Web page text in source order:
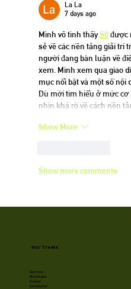
La La
7 days ago
Mình vô tình thấy S8 được
sẻ về các nền tảng giải trí
người đang bàn luận về
xem. Mình xem qua giao
mục nổi bật và một số nội
Dù mới tìm hiểu ở mức
nhìn khá rõ về cách nền
Show More
Show more comments
Our Treats
Gummies
Rice Crispies
Cookies
Cannabutter